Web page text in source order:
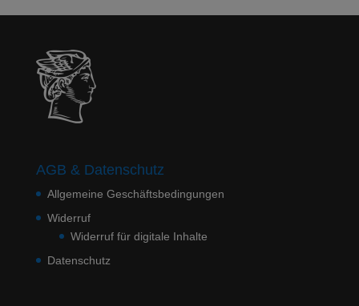
AGB & Datenschutz
Allgemeine Geschäftsbedingungen
Widerruf
Widerruf für digitale Inhalte
Datenschutz